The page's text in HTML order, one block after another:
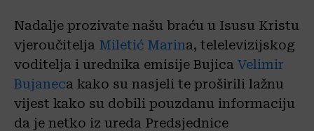
Nadalje prozivate našu braću u Isusu Kristu
vjeroučitelja Miletić Marina, telelevizijskog
voditelja i urednika emisije Bujica Velimir
Bujaneca kako su nasjeli te proširili lažnu
vijest kako su dobili pouzdanu informaciju
da je netko iz ureda Predsjednice